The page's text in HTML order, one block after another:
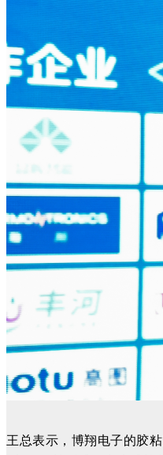
王总表示，博翔电子的胶